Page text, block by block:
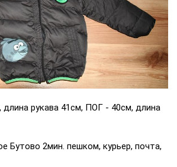
рукава 41см, ПОГ - 40см, длина
Бутово 2мин. пешком, курьер, почта,